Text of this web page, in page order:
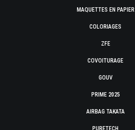
MAQUETTES EN PAPIER
COLORIAGES
ZFE
COVOITURAGE
GOUV
PRIME 2025
AIRBAG TAKATA
PURETECH